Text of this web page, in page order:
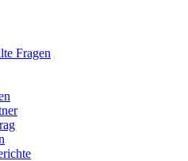
Fragen